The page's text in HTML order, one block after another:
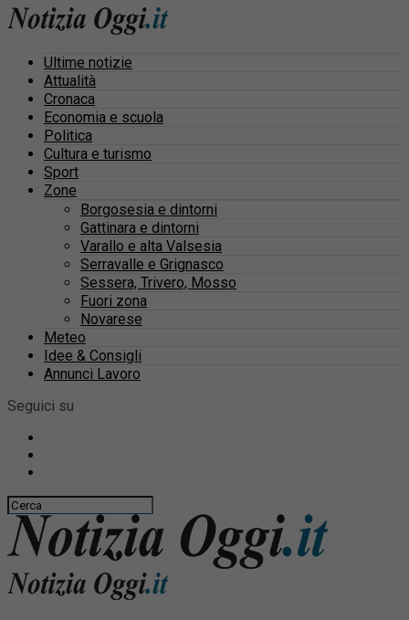
Ultime notizie
Attualità
Cronaca
Economia e scuola
Politica
Cultura e turismo
Sport
Zone
Borgosesia e dintorni
Gattinara e dintorni
Varallo e alta Valsesia
Serravalle e Grignasco
Sessera, Trivero, Mosso
Fuori zona
Novarese
Meteo
Idee & Consigli
Annunci Lavoro
Seguici su